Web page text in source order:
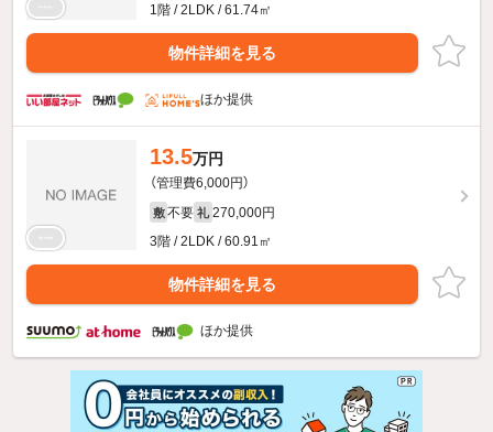
1階 / 2LDK / 61.74㎡
物件詳細を見る
ほか提供
13.5万円
（管理費6,000円）
敷 不要 礼 270,000円
3階 / 2LDK / 60.91㎡
物件詳細を見る
ほか提供